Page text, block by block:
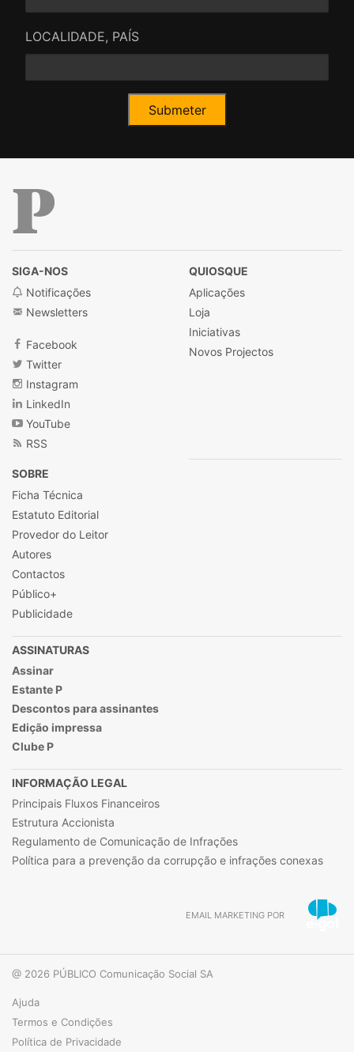
LOCALIDADE, PAÍS
SIGA-NOS
Notificações
Newsletters
Facebook
Twitter
Instagram
LinkedIn
YouTube
RSS
QUIOSQUE
Aplicações
Loja
Iniciativas
Novos Projectos
SOBRE
Ficha Técnica
Estatuto Editorial
Provedor do Leitor
Autores
Contactos
Público+
Publicidade
ASSINATURAS
Assinar
Estante P
Descontos para assinantes
Edição impressa
Clube P
INFORMAÇÃO LEGAL
Principais Fluxos Financeiros
Estrutura Accionista
Regulamento de Comunicação de Infrações
Política para a prevenção da corrupção e infrações conexas
EMAIL MARKETING POR
@ 2026 PÚBLICO Comunicação Social SA
Ajuda
Termos e Condições
Política de Privacidade